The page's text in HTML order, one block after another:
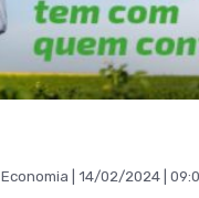
Economia | 14/02/2024 |